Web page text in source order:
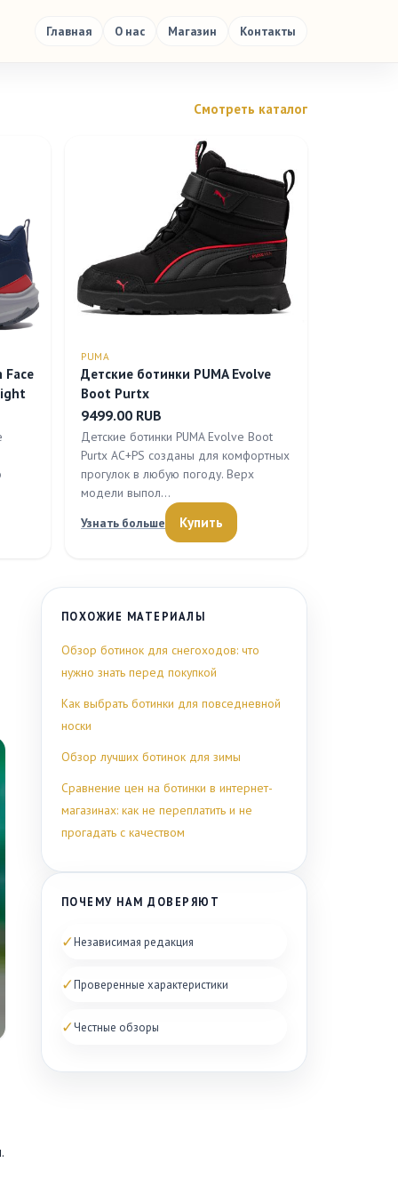
Главная О нас Магазин Контакты
Смотреть каталог
Face
PUMA
Детские ботинки PUMA Evolve
Boot Purtx
9499.00 RUB
Детские ботинки PUMA Evolve Boot
Purtx AC+PS созданы для комфортных
прогулок в любую погоду. Верх
модели выпол…
Узнать больше
Купить
ПОХОЖИЕ МАТЕРИАЛЫ
Обзор ботинок для снегоходов: что
нужно знать перед покупкой
Как выбрать ботинки для повседневной
носки
Обзор лучших ботинок для зимы
Сравнение цен на ботинки в интернет-
магазинах: как не переплатить и не
прогадать с качеством
ПОЧЕМУ НАМ ДОВЕРЯЮТ
✓Независимая редакция
✓Проверенные характеристики
✓Честные обзоры